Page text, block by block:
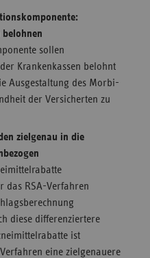
sollen
Krankenkassen belohnt
Ausgestaltung des Morbi-
der Versicherten zu
zielgenau in die
das RSA-Verfahren
diese differenziertere
ist
eine zielgenauere